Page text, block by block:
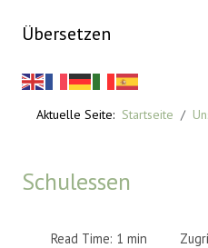
Übersetzen
Aktuelle Seite: Startseite
Schulessen
Read Time: 1 min